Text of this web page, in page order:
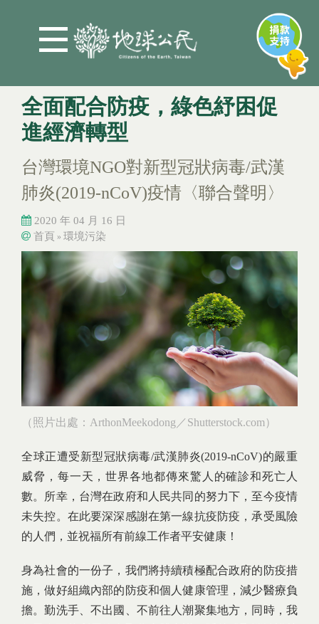
全面配合防疫，綠色紓困促
進經濟轉型
台灣環境NGO對新型冠狀病毒/武漢
肺炎(2019-nCoV)疫情〈聯合聲明〉
2020 年 04 月 16 日
您在這裡
首頁 » 環境污染
您在這裡
（照片出處：ArthonMeekodong／Shutterstock.com）
全球正遭受新型冠狀病毒/武漢肺炎(2019-nCoV)的嚴重
威脅，每一天，世界各地都傳來驚人的確診和死亡人
數。所幸，台灣在政府和人民共同的努力下，至今疫情
未失控。在此要深深感謝在第一線抗疫防疫，承受風險
的人們，並祝福所有前線工作者平安健康！
身為社會的一份子，我們將持續積極配合政府的防疫措
施，做好組織內部的防疫和個人健康管理，減少醫療負
擔。勤洗手、不出國、不前往人潮聚集地方，同時，我